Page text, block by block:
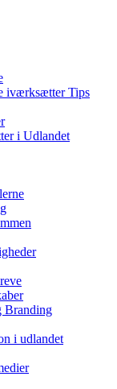
iværksætter Tips
i Udlandet
Branding
i udlandet